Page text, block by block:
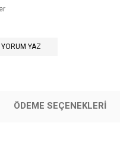
YORUM YAZ
ÖDEME SEÇENEKLERI